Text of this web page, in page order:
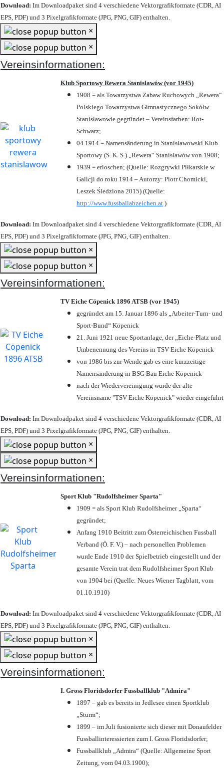
Download: Im Downloadpaket sind 4 verschiedene Vektorgrafikformate (CDR, AI
EPS, PDF) und 3 Pixelgrafikformate (JPG, PNG, GIF) enthalten.
×
×
Vereinsinformationen:
Klub Sportowy Rewera Stanisławów (vor 1945)
1908 = als Towarzystwa Zabaw Ruchowych „Rewera“
Polskiego Towarzystwa Gimnastycznego Sokółw
Stanisławowie gegründet – Vereinsfarben: Rot-
Schwarz;
04.1914 = Namensänderung in Stanisławowski Klub
Sportowy (S. K. S.) „Rewera“ Stanisławów von 1908;
1939 = erloschen; (Quelle: Rozgrywki Piłkarskie w
Galicji do roku 1914 – Autorzy: Piotr Chomicki,
Leszek Śledziona 2015) (Quelle:
http://www.fussballabzeichen.at )
Download: Im Downloadpaket sind 4 verschiedene Vektorgrafikformate (CDR, AI
EPS, PDF) und 3 Pixelgrafikformate (JPG, PNG, GIF) enthalten.
×
×
Vereinsinformationen:
TV Eiche Cöpenick 1896 ATSB (vor 1945)
gegründet am 15. Januar 1896 als „Arbeiter-Turn- und
Sport-Bund“ Köpenick
21. Juni 1921 neue Sportanlage, der „Eiche-Platz und
Umbenennung des Vereins in TSV Eiche Köpenick
von 1986 bis zur Wende gab es eine kurzzeitige
Namensänderung in BSG Bau Eiche Köpenick
nach der Wiedervereinigung wurde der alte
Vereinsname "TSV Eiche Köpenick" wieder eingeführt
Download: Im Downloadpaket sind 4 verschiedene Vektorgrafikformate (CDR, AI
EPS, PDF) und 3 Pixelgrafikformate (JPG, PNG, GIF) enthalten.
×
×
Vereinsinformationen:
Sport Klub "Rudolfsheimer Sparta"
1909 = als Sport Klub Rudolfsheimer „Sparta“
gegründet;
Anfang 1910 Beitritt zum Österreichischen Fussball
Verband (Ö. F. V.) – nach personellen Problemen
wurde Ende 1910 der Spielbetrieb eingestellt und der
gesamte Verein trat dem Rudolfsheimer Sport Klub
von 1904 bei (Quelle: Neues Wiener Tagblatt, vom
01.10.1910)
Download: Im Downloadpaket sind 4 verschiedene Vektorgrafikformate (CDR, AI
EPS, PDF) und 3 Pixelgrafikformate (JPG, PNG, GIF) enthalten.
×
×
Vereinsinformationen:
I. Gross Floridsdorfer Fussballklub "Admira"
1897 – gab es bereits in Jedlesee einen Sportklub
„Sturm“;
1899 – im Juli fusionierte sich dieser mit Donaufelder
Fussballinteressierten zum I. Gross Floridsdorfer;
Fussballklub „Admira“ (Quelle: Allgemeine Sport
Zeitung, vom 04.03.1900);